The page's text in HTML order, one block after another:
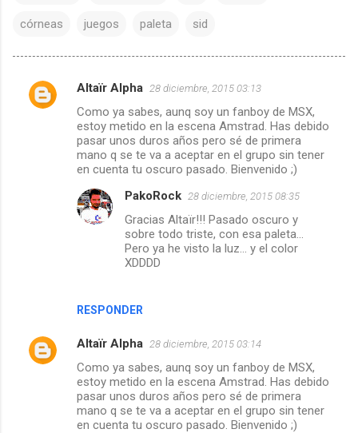
córneas juegos paleta sid
C
Altaïr Alpha 28 diciembre, 2015 03:13
Como ya sabes, aunq soy un fanboy de MSX,
estoy metido en la escena Amstrad. Has debido
pasar unos duros años pero sé de primera
mano q se te va a aceptar en el grupo sin tener
en cuenta tu oscuro pasado. Bienvenido ;)
RESPONDER
PakoRock 28 diciembre, 2015 08:35
Gracias Altaïr!!! Pasado oscuro y
sobre todo triste, con esa paleta...
Pero ya he visto la luz... y el color
XDDDD
Altaïr Alpha 28 diciembre, 2015 03:14
Como ya sabes, aunq soy un fanboy de MSX,
estoy metido en la escena Amstrad. Has debido
pasar unos duros años pero sé de primera
mano q se te va a aceptar en el grupo sin tener
en cuenta tu oscuro pasado. Bienvenido ;)